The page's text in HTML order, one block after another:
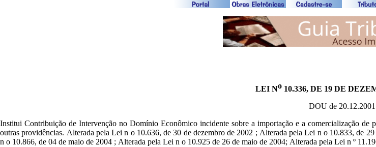
LEI No 10.336, DE 19 DE
DOU de 20.12.2001
Institui Contribuição de Intervenção no Domínio Econômico incidente sobre a importação e a comercialização
outras providências. Alterada pela Lei n o 10.636, de 30 de dezembro de 2002 ; Alterada pela Lei n o 10.833, de
n o 10.866, de 04 de maio de 2004 ; Alterada pela Lei n o 10.925 de 26 de maio de 2004; Alterada pela Lei n º